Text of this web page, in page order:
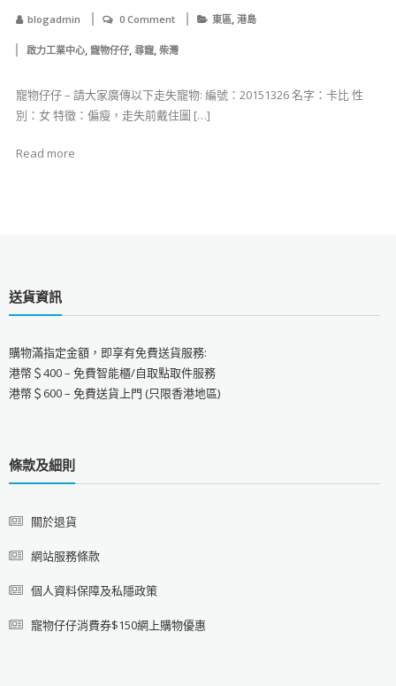
blogadmin 0 Comment 東區, 港島
啟力工業中心, 寵物仔仔, 尋寵, 柴灣
寵物仔仔 – 請大家廣傳以下走失寵物: 編號：20151326 名字：卡比 性
別：女 特徵：偏瘦，走失前戴住圖 […]
Read more
送貨資訊
購物滿指定金額，即享有免費送貨服務:
港幣＄400 – 免費智能櫃/自取點取件服務
港幣＄600 – 免費送貨上門 (只限香港地區)
條款及細則
關於退貨
網站服務條款
個人資料保障及私隱政策
寵物仔仔消費券$150網上購物優惠